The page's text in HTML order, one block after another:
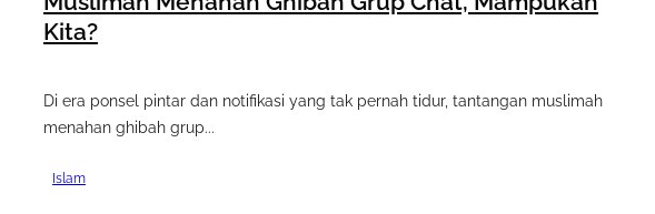
Kita?
Di era ponsel pintar dan notifikasi yang tak pernah tidur, tantangan muslimah
menahan ghibah grup...
Islam